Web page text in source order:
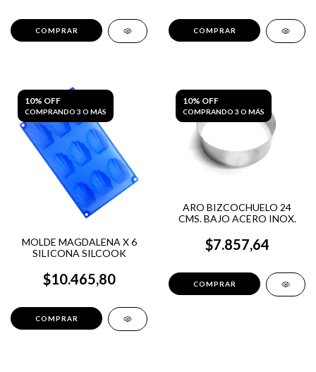
10% OFF
COMPRANDO 3 O MÁS
MOLDE MAGDALENA X 6
SILICONA SILCOOK
$10.465,80
10% OFF
COMPRANDO 3 O MÁS
ARO BIZCOCHUELO 24
CMS. BAJO ACERO INOX.
$7.857,64